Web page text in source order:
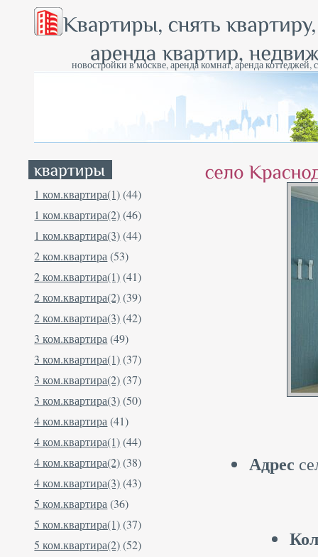
новостройки в москве, аренда комнат, аренда
1 ком.квартира(1)(44)
1 ком.квартира(2)(46)
1 ком.квартира(3)(44)
2 ком.квартира (53)
2 ком.квартира(1)(41)
2 ком.квартира(2)(39)
2 ком.квартира(3)(42)
3 ком.квартира (49)
3 ком.квартира(1)(37)
3 ком.квартира(2)(37)
3 ком.квартира(3)(50)
4 ком.квартира (41)
4 ком.квартира(1)(44)
4 ком.квартира(2)(38)
4 ком.квартира(3)(43)
5 ком.квартира (36)
5 ком.квартира(1)(37)
5 ком.квартира(2)(52)
Адрес